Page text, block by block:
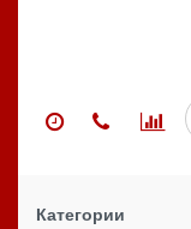
Категории